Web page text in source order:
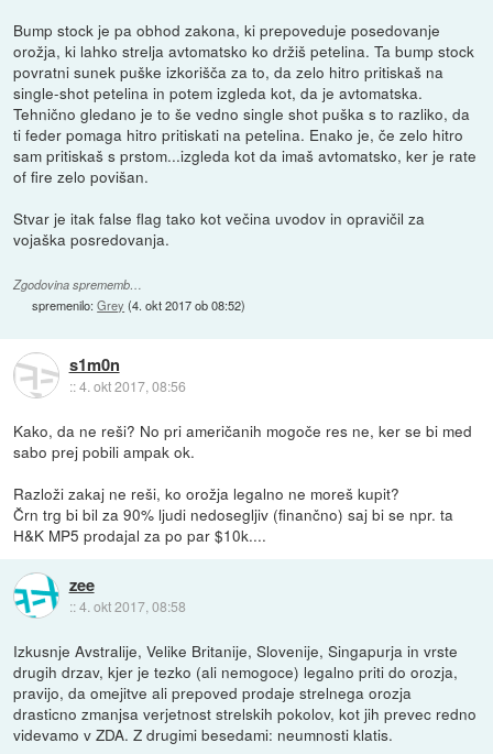
Bump stock je pa obhod zakona, ki prepoveduje posedovanje
orožja, ki lahko strelja avtomatsko ko držiš petelina. Ta bump stock
povratni sunek puške izkorišča za to, da zelo hitro pritiskaš na
single-shot petelina in potem izgleda kot, da je avtomatska.
Tehnično gledano je to še vedno single shot puška s to razliko, da
ti feder pomaga hitro pritiskati na petelina. Enako je, če zelo hitro
sam pritiskaš s prstom...izgleda kot da imaš avtomatsko, ker je rate
of fire zelo povišan.
Stvar je itak false flag tako kot večina uvodov in opravičil za
vojaška posredovanja.
Zgodovina sprememb…
spremenilo:Grey (4. okt 2017 ob 08:52)
s1m0n
::4. okt 2017, 08:56
Kako, da ne reši? No pri američanih mogoče res ne, ker se bi med
sabo prej pobili ampak ok.
Razloži zakaj ne reši, ko orožja legalno ne moreš kupit?
Črn trg bi bil za 90% ljudi nedosegljiv (finančno) saj bi se npr. ta
H&K MP5 prodajal za po par $10k....
zee
::4. okt 2017, 08:58
Izkusnje Avstralije, Velike Britanije, Slovenije, Singapurja in vrste
drugih drzav, kjer je tezko (ali nemogoce) legalno priti do orozja,
pravijo, da omejitve ali prepoved prodaje strelnega orozja
drasticno zmanjsa verjetnost strelskih pokolov, kot jih prevec redno
videvamo v ZDA. Z drugimi besedami: neumnosti klatis.